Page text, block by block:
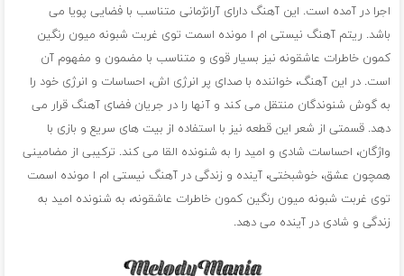
اجرا در آمده است. این آهنگ دارای آرانژمانی متناسب با فضایی پویا می
باشد. ریتم آهنگ نیستی ام ا مونده اسمت توی غربت شبونه میون رنگین
کمون خاطرات عاشقونه نیز بسیار قوی و متناسب با مضمون و مفهوم آن
است. در این آهنگ، خواننده با صدای پر انرژی اش، احساسات و انرژی خود را
به گوش شنوندگان منتقل می کند و آنها را در جریان فضای آهنگ قرار می
دهد. قسمتی از شعر این قطعه نیز با استفاده از بیت های سریع و بازی با
واژگان، احساسات شادی و امید را به شنونده القا می کند. ترکیبی از مضامینی
همچون عشق، خوشبختی، آینده و زندگی در آهنگ نیستی ام ا مونده اسمت
توی غربت شبونه میون رنگین کمون خاطرات عاشقونه، به شنونده امید به
زندگی و شادی در آینده می دهد.